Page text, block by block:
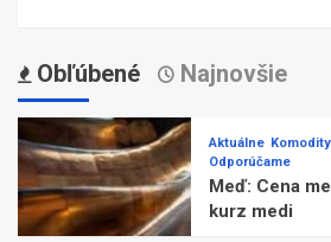
Obľúbené Najnovšie
Aktuálne
Odporúčame
Meď: Cena
kurz medi